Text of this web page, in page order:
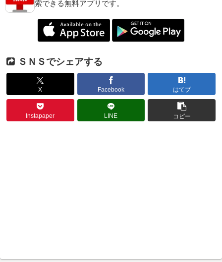
索できる無料アプリです。
ＳＮＳでシェアする
X Facebook はてブ
Instapaper LINE コピー